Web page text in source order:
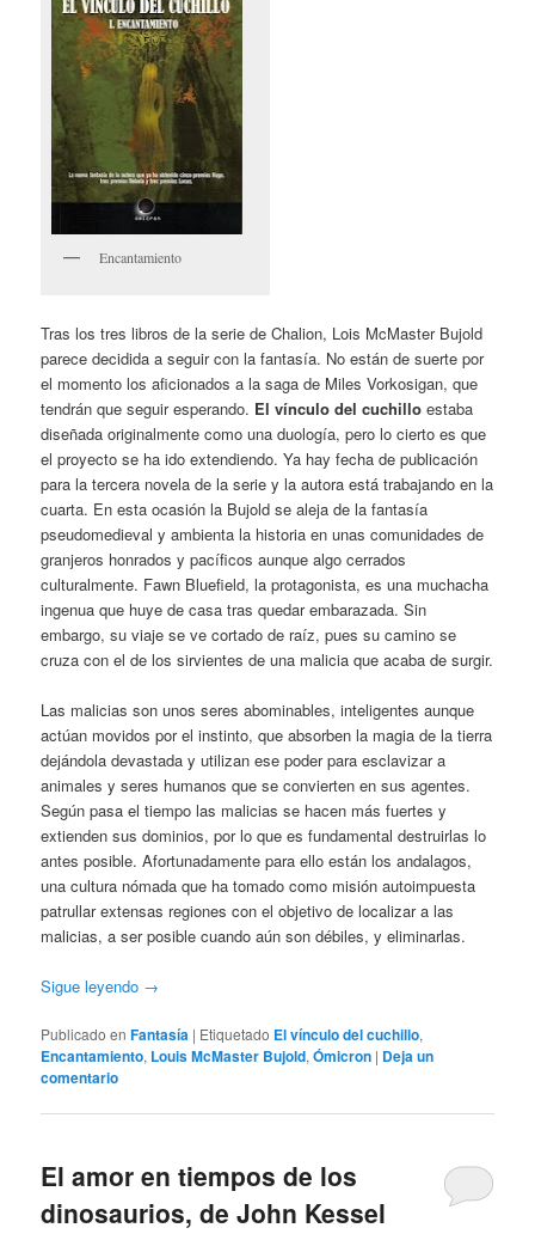
Encantamiento
Tras los tres libros de la serie de Chalion, Lois McMaster Bujold
parece decidida a seguir con la fantasía. No están de suerte por
el momento los aficionados a la saga de Miles Vorkosigan, que
tendrán que seguir esperando. El vínculo del cuchillo estaba
diseñada originalmente como una duología, pero lo cierto es que
el proyecto se ha ido extendiendo. Ya hay fecha de publicación
para la tercera novela de la serie y la autora está trabajando en la
cuarta. En esta ocasión la Bujold se aleja de la fantasía
pseudomedieval y ambienta la historia en unas comunidades de
granjeros honrados y pacíficos aunque algo cerrados
culturalmente. Fawn Bluefield, la protagonista, es una muchacha
ingenua que huye de casa tras quedar embarazada. Sin
embargo, su viaje se ve cortado de raíz, pues su camino se
cruza con el de los sirvientes de una malicia que acaba de surgir.
Las malicias son unos seres abominables, inteligentes aunque
actúan movidos por el instinto, que absorben la magia de la tierra
dejándola devastada y utilizan ese poder para esclavizar a
animales y seres humanos que se convierten en sus agentes.
Según pasa el tiempo las malicias se hacen más fuertes y
extienden sus dominios, por lo que es fundamental destruirlas lo
antes posible. Afortunadamente para ello están los andalagos,
una cultura nómada que ha tomado como misión autoimpuesta
patrullar extensas regiones con el objetivo de localizar a las
malicias, a ser posible cuando aún son débiles, y eliminarlas.
Sigue leyendo →
Publicado en Fantasía | Etiquetado El vínculo del cuchillo,
Encantamiento, Louis McMaster Bujold,Ómicron | Deja un
comentario
El amor en tiempos de los
dinosaurios, de John Kessel